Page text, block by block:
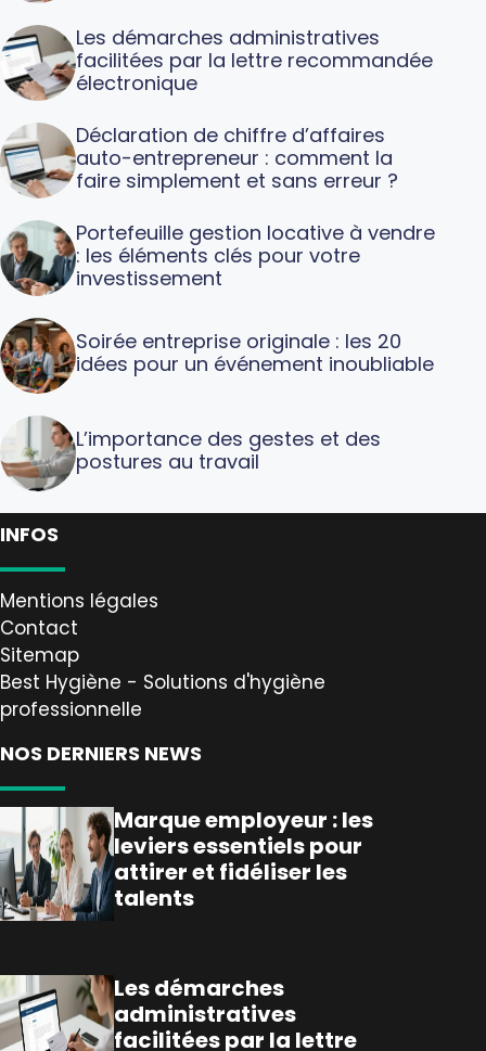
Les démarches administratives
facilitées par la lettre recommandée
électronique
Déclaration de chiffre d’affaires
auto-entrepreneur : comment la
faire simplement et sans erreur ?
Portefeuille gestion locative à vendre
: les éléments clés pour votre
investissement
Soirée entreprise originale : les 20
idées pour un événement inoubliable
L’importance des gestes et des
postures au travail
INFOS
Mentions légales
Contact
Sitemap
Best Hygiène - Solutions d'hygiène
professionnelle
NOS DERNIERS NEWS
Marque employeur : les
leviers essentiels pour
attirer et fidéliser les
talents
Les démarches
administratives
facilitées par la lettre